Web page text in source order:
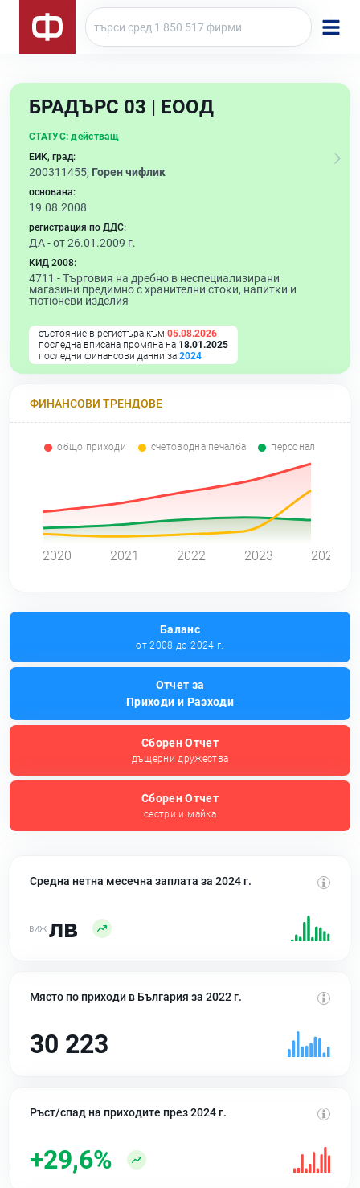
БРАДЪРС 03 | ЕООД
СТАТУС: действащ
ЕИК, град:
200311455, Горен чифлик
основана:
19.08.2008
регистрация по ДДС:
ДА - от 26.01.2009 г.
КИД 2008:
4711 -Търговия на дребно в неспециализирани
магазини предимно с хранителни стоки, напитки и
тютюневи изделия
състояние в регистъра към 05.08.2026
последна вписана промяна на 18.01.2025
последни финансови данни за 2024
ФИНАНСОВИ ТРЕНДОВЕ
общо приходи счетоводна печалба персонал
2020 2021 2022 2023 2024
Баланс
от 2008 до 2024 г.
Отчет за
Приходи и Разходи
Сборен Отчет
дъщерни дружества
Сборен Отчет
сестри и майка
Средна нетна месечна заплата за 2024 г.
лв
Място по приходи в България за 2022 г.
30 223
Ръст/спад на приходите през 2024 г.
+29,6%